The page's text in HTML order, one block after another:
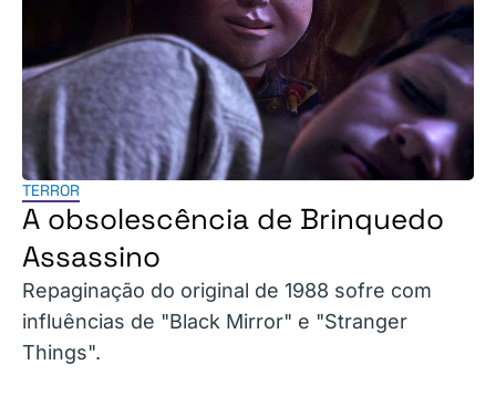
TERROR
A obsolescência de Brinquedo
Assassino
Repaginação do original de 1988 sofre com
influências de "Black Mirror" e "Stranger
Things".